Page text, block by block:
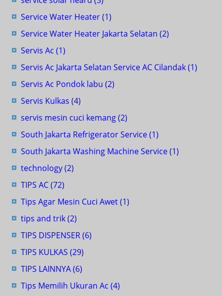
Service Water Heater(1)
Service Water Heater Jakarta Selatan (2)
Servis Ac (1)
Servis Ac Jakarta Selatan Service AC Cilandak(1)
Servis Ac Pondok labu (2)
Servis Kulkas (4)
servis mesin cuci kemang(2)
South Jakarta Refrigerator Service(1)
South Jakarta Washing Machine Service(1)
technology(2)
TIPS AC(72)
Tips Agar Mesin Cuci Awet(1)
tips and trik(2)
TIPS DISPENSER(6)
TIPS KULKAS (29)
TIPS LAINNYA(6)
Tips Memilih Ukuran Ac (4)